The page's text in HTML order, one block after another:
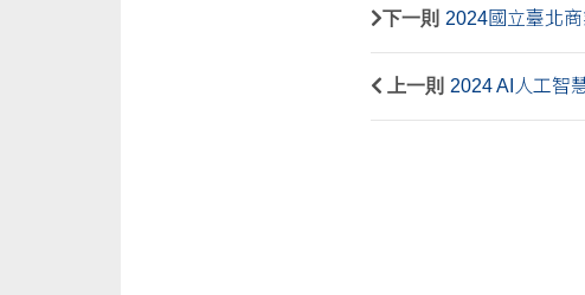
下一則 2024國立臺北
上一則 2024 AI人工智